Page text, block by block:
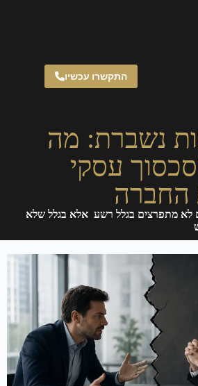
התקשרו עכשיו
נשברת: מה
עסקי
לא מתפרצים בגלל רשע אלא בגלל שלא